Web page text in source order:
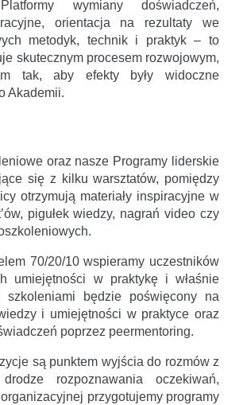
wymiany doświadczeń,
orientacja na rezultaty we
metodyk, technik i praktyk – to
skutecznym procesem rozwojowym,
tak, aby efekty były widoczne
Akademii.
oraz nasze Programy liderskie
się z kilku warsztatów, pomiędzy
otrzymują materiały inspiracyjne w
pigułek wiedzy, nagrań video czy
70/20/10 wspieramy uczestników
umiejętności w praktykę i właśnie
szkoleniami będzie poświęcony na
i umiejętności w praktyce oraz
poprzez peermentoring.
są punktem wyjścia do rozmów z
rozpoznawania oczekiwań,
przygotujemy programy